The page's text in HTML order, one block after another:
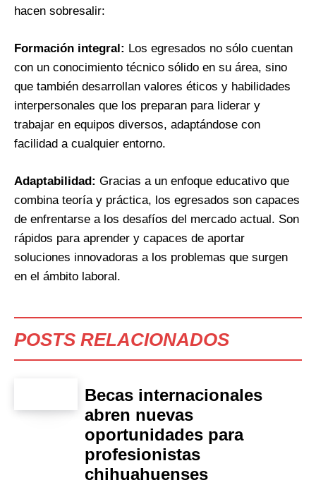
hacen sobresalir:
Formación integral: Los egresados no sólo cuentan
con un conocimiento técnico sólido en su área, sino
que también desarrollan valores éticos y habilidades
interpersonales que los preparan para liderar y
trabajar en equipos diversos, adaptándose con
facilidad a cualquier entorno.
Adaptabilidad: Gracias a un enfoque educativo que
combina teoría y práctica, los egresados son capaces
de enfrentarse a los desafíos del mercado actual. Son
rápidos para aprender y capaces de aportar
soluciones innovadoras a los problemas que surgen
en el ámbito laboral.
POSTS RELACIONADOS
Becas internacionales
abren nuevas
oportunidades para
profesionistas
chihuahuenses